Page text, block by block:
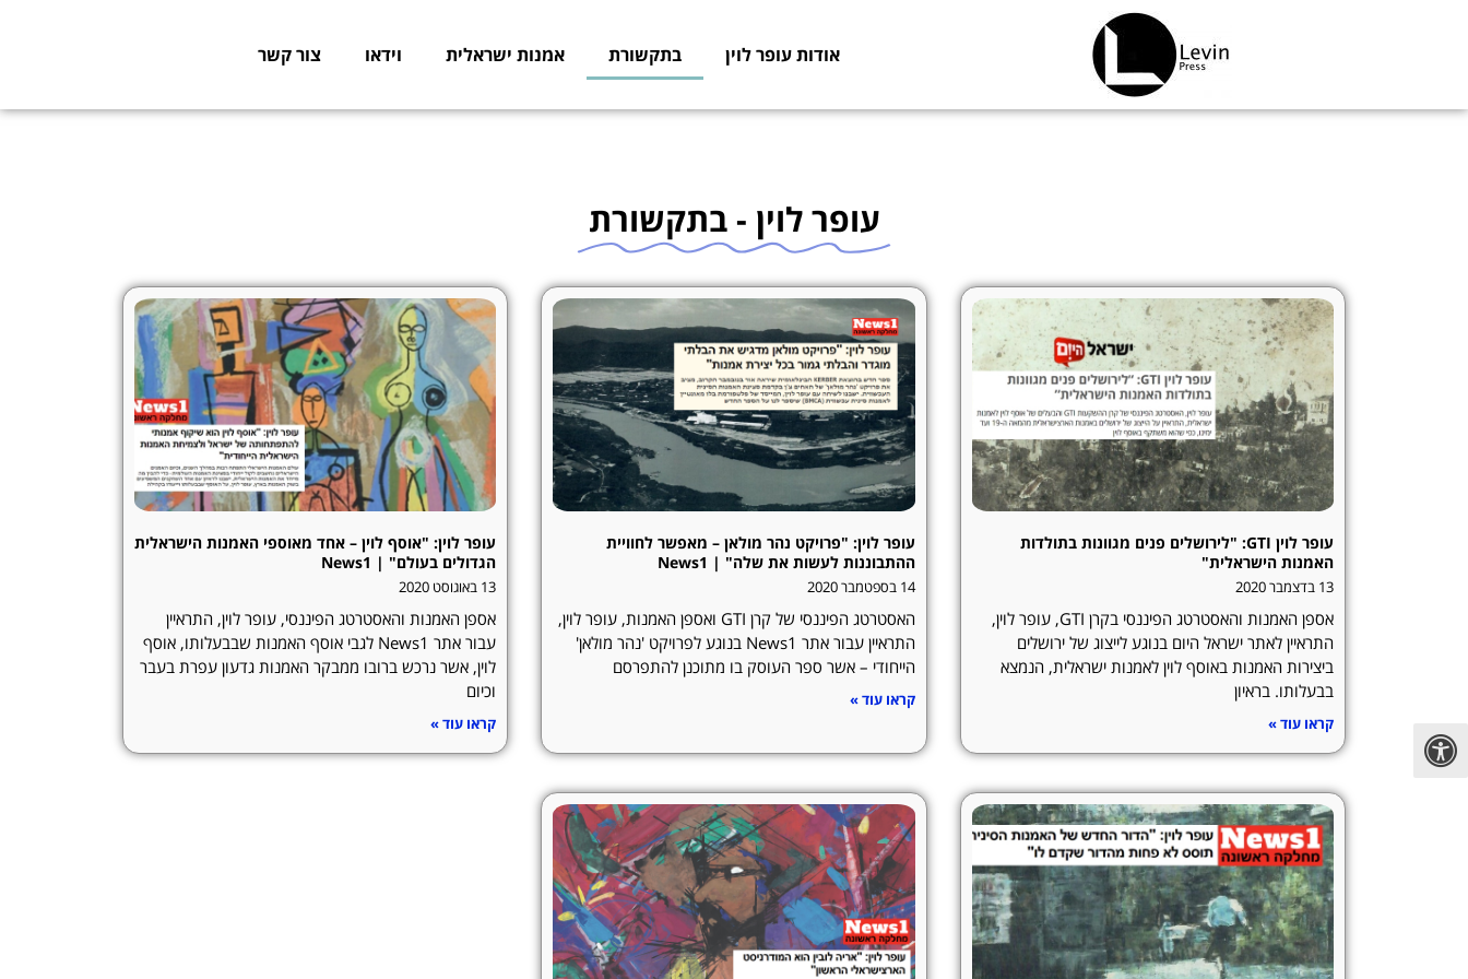
אודות עופר לוין בתקשורת אמנות ישראלית וידאו צור קשר
עופר לוין - בתקשורת
עופר לוין GTI: "לירושלים פנים מגוונות בתולדות
האמנות הישראלית"
13 בדצמבר 2020
אספן האמנות והאסטרטג הפיננסי בקרן GTI, עופר לוין,
התראיין לאתר ישראל היום בנוגע לייצוג של ירושלים
ביצירות האמנות באוסף לוין לאמנות ישראלית, הנמצא
בבעלותו. בראיון
קראו עוד »
עופר לוין: "פרויקט נהר מולאן – מאפשר לחוויית
ההתבוננות לעשות את שלה" | News1
14 בספטמבר 2020
האסטרטג הפיננסי של קרן GTI ואספן האמנות, עופר לוין,
התראיין עבור אתר News1 בנוגע לפרויקט 'נהר מולאן'
הייחודי – אשר ספר העוסק בו מתוכנן להתפרסם
קראו עוד »
עופר לוין: "אוסף לוין – אחד מאוספי האמנות הישראלית
הגדולים בעולם" | News1
13 באוגוסט 2020
אספן האמנות והאסטרטג הפיננסי, עופר לוין, התראיין
עבור אתר News1 לגבי אוסף האמנות שבבעלותו, אוסף
לוין, אשר נרכש ברובו ממבקר האמנות גדעון עפרת בעבר
וכיום
קראו עוד »
ע
מ
ו
ד
ע
מ
ו
ד
ע
מ
ו
ד
ע
מ
ו
ד
ע
מ
ו
ד